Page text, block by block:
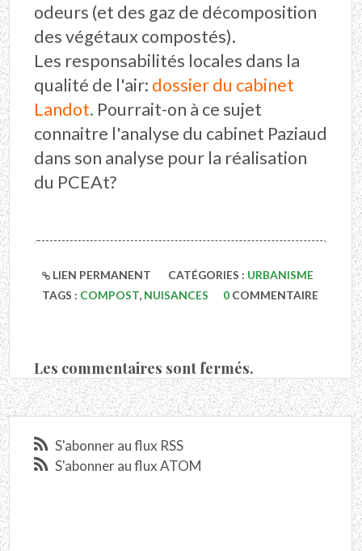
S'abonner au flux RSS
S'abonner au flux ATOM
odeurs (et des gaz de décomposition
des végétaux compostés).
Les responsabilités locales dans la
qualité de l'air: dossier du cabinet
Landot. Pourrait-on à ce sujet
connaitre l'analyse du cabinet Paziaud
dans son analyse pour la réalisation
du PCEAt?
LIEN PERMANENT CATÉGORIES : URBANISME
TAGS : COMPOST, NUISANCES 0 COMMENTAIRE
Les commentaires sont fermés.